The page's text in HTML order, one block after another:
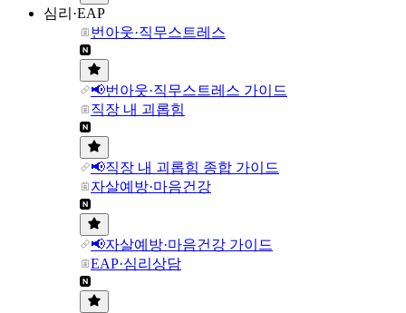
심리·EAP
번아웃·직무스트레스
📢번아웃·직무스트레스 가이드
직장 내 괴롭힘
📢직장 내 괴롭힘 종합 가이드
자살예방·마음건강
📢자살예방·마음건강 가이드
EAP·심리상담